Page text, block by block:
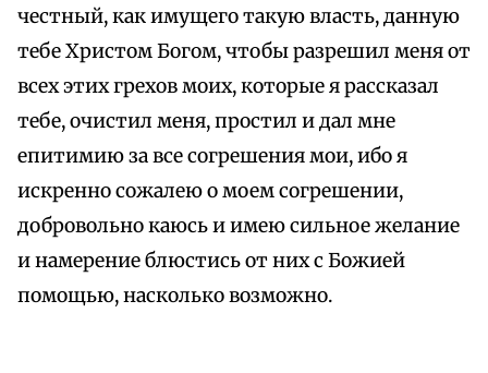
честный, как имущего такую власть, данную
тебе Христом Богом, чтобы разрешил меня от
всех этих грехов моих, которые я рассказал
тебе, очистил меня, простил и дал мне
епитимию за все согрешения мои, ибо я
искренно сожалею о моем согрешении,
добровольно каюсь и имею сильное желание
и намерение блюстись от них с Божией
помощью, насколько возможно.